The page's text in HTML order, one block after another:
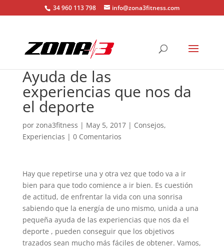
34 960 113 798 info@zona3fitness.com
Ayuda de las
experiencias que nos da
el deporte
por zona3fitness | May 5, 2017| Consejos,
Experiencias | 0 Comentarios
Hay que repetirse una y otra vez que todo va a ir
bien para que todo comience a ir bien. Es cuestión
de actitud, de enfrentar la vida con una sonrisa
sabiendo que la energía de uno mismo, unida a una
pequeña ayuda de las experiencias que nos da el
deporte , pueden conseguir que los objetivos
trazados sean mucho más fáciles de obtener. Vamos,